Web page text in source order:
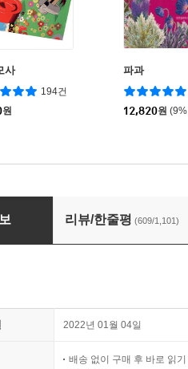
사
194건
원
파과
12,820원
지 않는다
리뷰/한줄평 (609/1,101)
2022년 01월 04일
배송 없이 구매 후 바로 읽기